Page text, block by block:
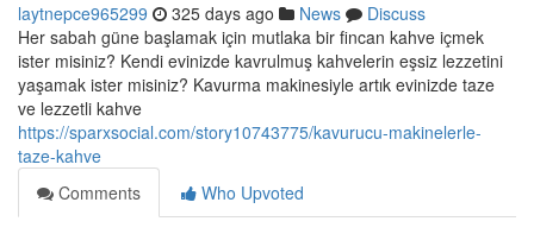
laytnepce965299 325 days ago News
Discuss
Her sabah güne başlamak için mutlaka bir fincan kahve içmek
ister misiniz? Kendi evinizde kavrulmuş kahvelerin eşsiz lezzetini
yaşamak ister misiniz? Kavurma makinesiyle artık evinizde taze
ve lezzetli kahve
https://sparxsocial.com/story10743775/kavurucu-makinelerle-
taze-kahve
Comments
Who Upvoted